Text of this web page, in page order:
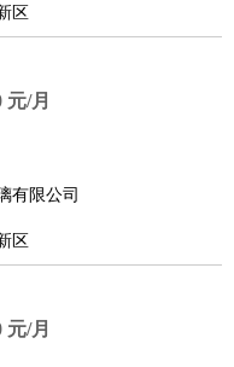
区
元/月
有限公司
区
元/月